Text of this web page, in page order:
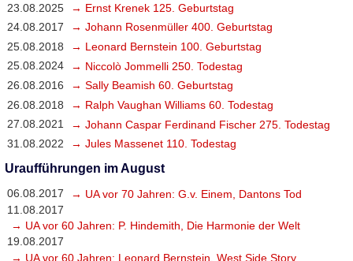
23.08.2025
→ Ernst Krenek 125. Geburtstag
24.08.2017
→ Johann Rosenmüller 400. Geburtstag
25.08.2018
→ Leonard Bernstein 100. Geburtstag
25.08.2024
→ Niccolò Jommelli 250. Todestag
26.08.2016
→ Sally Beamish 60. Geburtstag
26.08.2018
→ Ralph Vaughan Williams 60. Todestag
27.08.2021
→ Johann Caspar Ferdinand Fischer 275. Todestag
31.08.2022
→ Jules Massenet 110. Todestag
Uraufführungen im August
06.08.2017
→ UA vor 70 Jahren: G.v. Einem, Dantons Tod
11.08.2017
→ UA vor 60 Jahren: P. Hindemith, Die Harmonie der Welt
19.08.2017
→ UA vor 60 Jahren: Leonard Bernstein, West Side Story